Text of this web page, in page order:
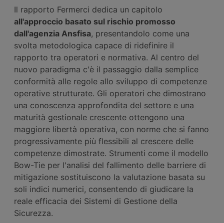
Il rapporto Fermerci dedica un capitolo
all'approccio basato sul rischio promosso
dall'agenzia Ansfisa, presentandolo come una
svolta metodologica capace di ridefinire il
rapporto tra operatori e normativa. Al centro del
nuovo paradigma c'è il passaggio dalla semplice
conformità alle regole allo sviluppo di competenze
operative strutturate. Gli operatori che dimostrano
una conoscenza approfondita del settore e una
maturità gestionale crescente ottengono una
maggiore libertà operativa, con norme che si fanno
progressivamente più flessibili al crescere delle
competenze dimostrate. Strumenti come il modello
Bow-Tie per l'analisi del fallimento delle barriere di
mitigazione sostituiscono la valutazione basata su
soli indici numerici, consentendo di giudicare la
reale efficacia dei Sistemi di Gestione della
Sicurezza.